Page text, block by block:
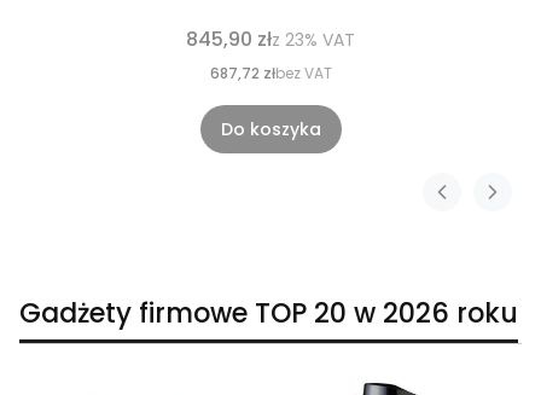
845,90 złz 23% VAT
687,72 złbez VAT
Do koszyka
Gadżety firmowe TOP 20 w 2026 roku